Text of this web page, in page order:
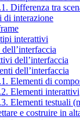
Differenza tra
di interazione
interattivi
dell’interfaccia
dell’interfaccia
Elementi di
Elementi interattivi
Elementi testuali
e costruire in